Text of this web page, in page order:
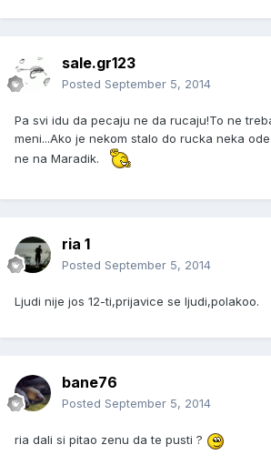
sale.gr123
Posted September 5, 2014
Pa svi idu da pecaju ne da rucaju!To ne
meni...Ako je nekom stalo do rucka neka
ne na Maradik.
ria 1
Posted September 5, 2014
Ljudi nije jos 12-ti,prijavice se ljudi,polakoo.
bane76
Posted September 5, 2014
ria dali si pitao zenu da te pusti ?